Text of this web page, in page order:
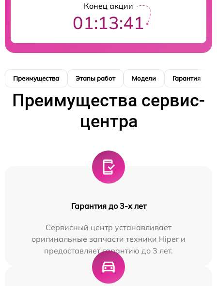
Конец акции
01:13:41
Преимущества Этапы работ Модели Гарантия
Преимущества сервис-
центра
Гарантия до 3-х лет
Сервисный центр устанавливает
оригинальные запчасти техники Hiper и
предоставляет гарантию до 3 лет.